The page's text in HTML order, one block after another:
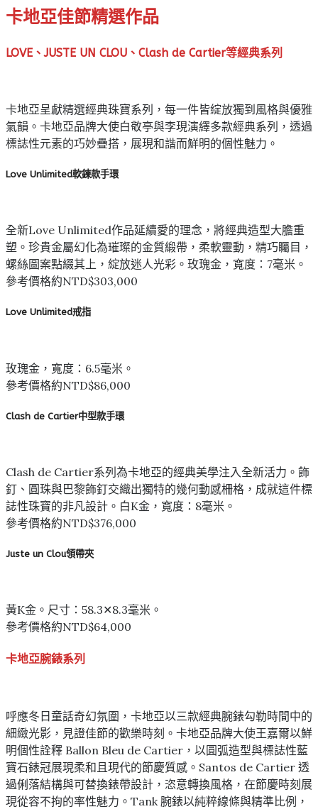
卡地亞佳節精選作品
LOVE、JUSTE UN CLOU、Clash de Cartier等經典系列
卡地亞呈獻精選經典珠寶系列，每一件皆綻放獨到風格與優雅
氣韻。卡地亞品牌大使白敬亭與李現演繹多款經典系列，透過
標誌性元素的巧妙疊搭，展現和諧而鮮明的個性魅力。
Love Unlimited軟鍊款手環
全新Love Unlimited作品延續愛的理念，將經典造型大膽重
塑。珍貴金屬幻化為璀璨的金質緞帶，柔軟靈動，精巧矚目，
螺絲圖案點綴其上，綻放迷人光彩。玫瑰金，寬度：7毫米。
參考價格約NTD$303,000
Love Unlimited戒指
玫瑰金，寬度：6.5毫米。
參考價格約NTD$86,000
Clash de Cartier中型款手環
Clash de Cartier系列為卡地亞的經典美學注入全新活力。飾
釘、圓珠與巴黎飾釘交織出獨特的幾何動感柵格，成就這件標
誌性珠寶的非凡設計。白K金，寬度：8毫米。
參考價格約NTD$376,000
Juste un Clou領帶夾
黃K金。尺寸：58.3✕8.3毫米。
參考價格約NTD$64,000
卡地亞腕錶系列
呼應冬日童話奇幻氛圍，卡地亞以三款經典腕錶勾勒時間中的
細緻光影，見證佳節的歡樂時刻。卡地亞品牌大使王嘉爾以鮮
明個性詮釋 Ballon Bleu de Cartier，以圓弧造型與標誌性藍
寶石錶冠展現柔和且現代的節慶質感。Santos de Cartier 透
過俐落結構與可替換錶帶設計，恣意轉換風格，在節慶時刻展
現從容不拘的率性魅力。Tank 腕錶以純粹線條與精準比例，